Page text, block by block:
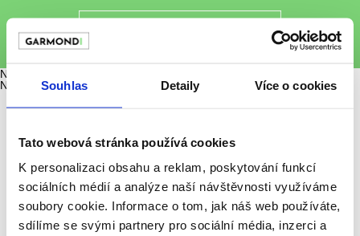
Souhlas Detaily Více o cookies
Tato webová stránka používá cookies
K personalizaci obsahu a reklam, poskytování funkcí
sociálních médií a analýze naší návštěvnosti využíváme
soubory cookie. Informace o tom, jak náš web používáte,
sdílíme se svými partnery pro sociální média, inzerci a
Novinky
Nenalezeny žádné články.